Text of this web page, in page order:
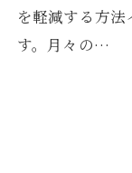
を軽減する方
す。月々の…